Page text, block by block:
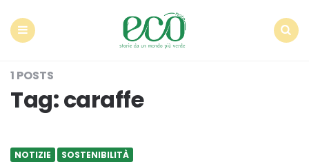
1 POSTS
Tag:caraffe
NOTIZIE SOSTENIBILITÀ